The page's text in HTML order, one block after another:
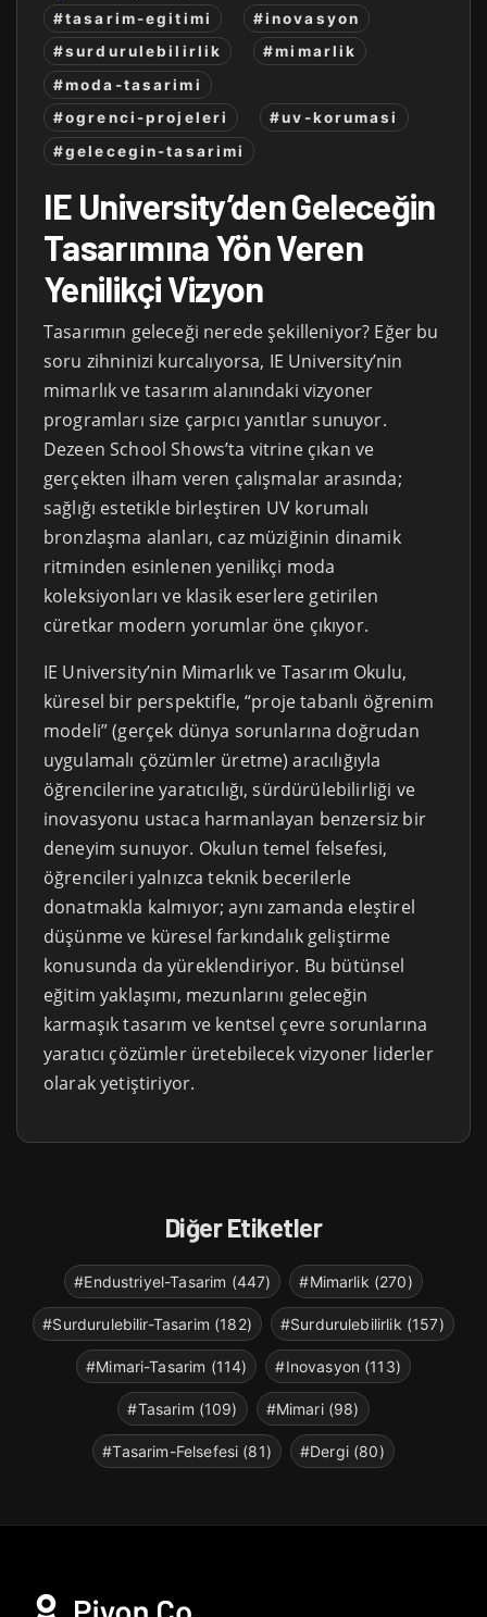
#tasarim-egitimi
#inovasyon
#surdurulebilirlik
#mimarlik
#moda-tasarimi
#ogrenci-projeleri
#uv-korumasi
#gelecegin-tasarimi
IE University’den Geleceğin
Tasarımına Yön Veren
Yenilikçi Vizyon
Tasarımın geleceği nerede şekilleniyor? Eğer bu
soru zihninizi kurcalıyorsa, IE University’nin
mimarlık ve tasarım alanındaki vizyoner
programları size çarpıcı yanıtlar sunuyor.
Dezeen School Shows’ta vitrine çıkan ve
gerçekten ilham veren çalışmalar arasında;
sağlığı estetikle birleştiren UV korumalı
bronzlaşma alanları, caz müziğinin dinamik
ritminden esinlenen yenilikçi moda
koleksiyonları ve klasik eserlere getirilen
cüretkar modern yorumlar öne çıkıyor.
IE University’nin Mimarlık ve Tasarım Okulu,
küresel bir perspektifle, “proje tabanlı öğrenim
modeli” (gerçek dünya sorunlarına doğrudan
uygulamalı çözümler üretme) aracılığıyla
öğrencilerine yaratıcılığı, sürdürülebilirliği ve
inovasyonu ustaca harmanlayan benzersiz bir
deneyim sunuyor. Okulun temel felsefesi,
öğrencileri yalnızca teknik becerilerle
donatmakla kalmıyor; aynı zamanda eleştirel
düşünme ve küresel farkındalık geliştirme
konusunda da yüreklendiriyor. Bu bütünsel
eğitim yaklaşımı, mezunlarını geleceğin
karmaşık tasarım ve kentsel çevre sorunlarına
yaratıcı çözümler üretebilecek vizyoner liderler
olarak yetiştiriyor.
Diğer Etiketler
#Endustriyel-Tasarim (447) #Mimarlik (270)
#Surdurulebilir-Tasarim (182) #Surdurulebilirlik (157)
#Mimari-Tasarim (114) #Inovasyon (113)
#Tasarim (109) #Mimari (98)
#Tasarim-Felsefesi (81) #Dergi (80)